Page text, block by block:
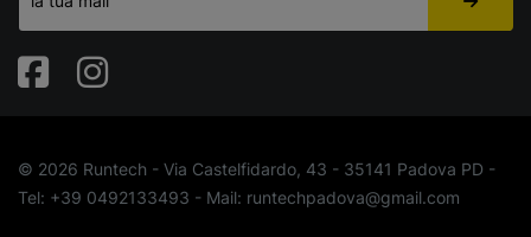
© 2026 Runtech - Via Castelfidardo, 43 - 35141 Padova PD -
Tel: +39 0492133493 - Mail: runtechpadova@gmail.com